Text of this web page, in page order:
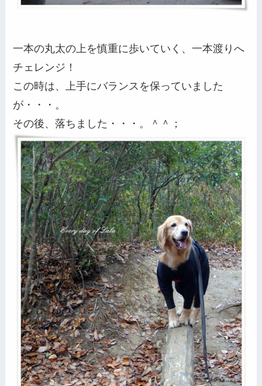
一本の丸太の上を慎重に歩いていく、一本渡りへ
チェレンジ！
この時は、上手にバランスを保っていました
が・・・。
その後、落ちました・・・。＾＾；